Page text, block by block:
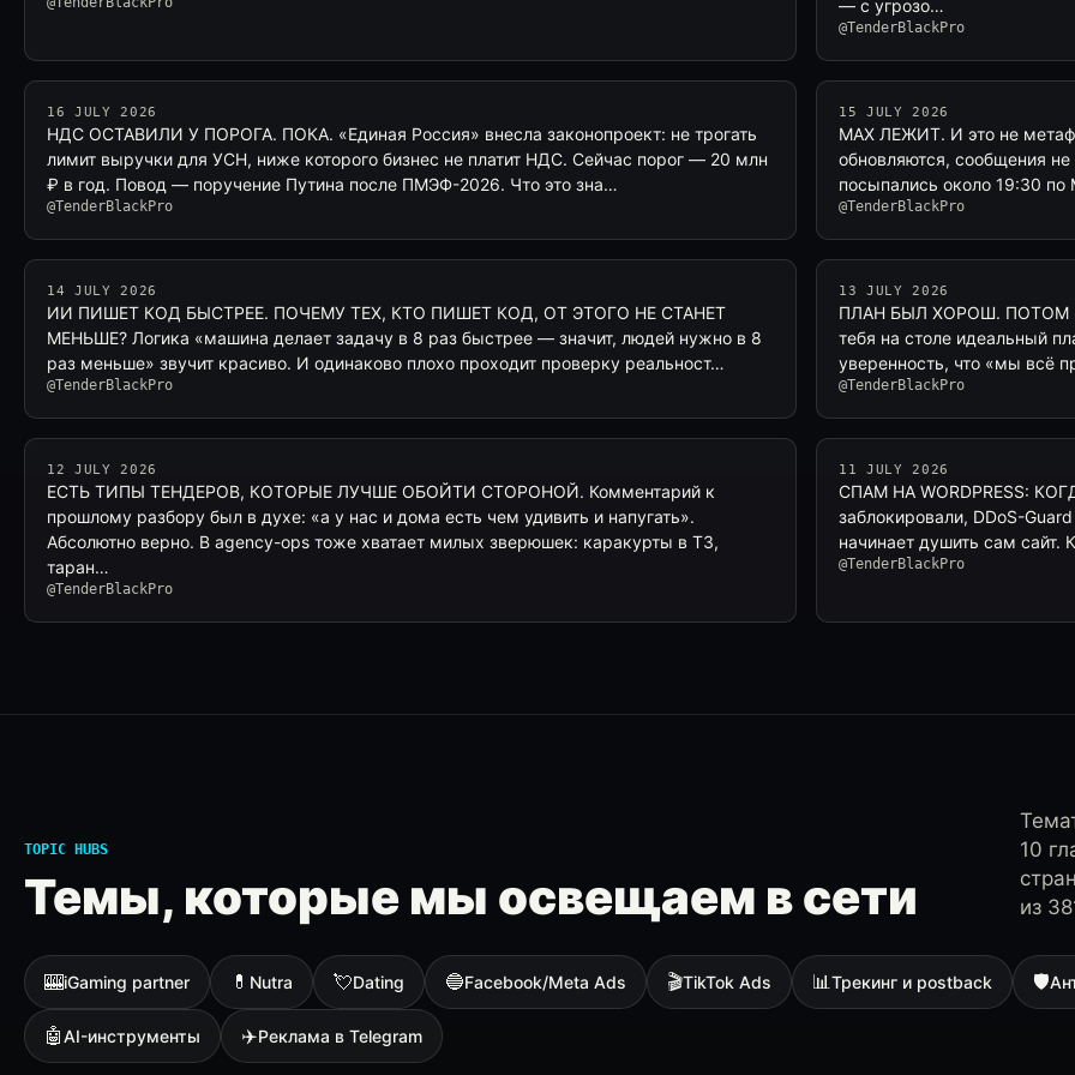
— с угрозо…
@TenderBlackPro
16 JULY 2026
НДС ОСТАВИЛИ У ПОРОГА. ПОКА. «Единая Россия» внесла законопроект: не трогать
лимит выручки для УСН, ниже которого бизнес не платит НДС. Сейчас порог — 20 млн
₽ в год. Повод — поручение Путина после ПМЭФ-2026. Что это зна…
@TenderBlackPro
15 JULY 2026
MAX ЛЕЖИТ. И это не
обновляются, сообщения
посыпались около 19:30
@TenderBlackPro
14 JULY 2026
ИИ ПИШЕТ КОД БЫСТРЕЕ. ПОЧЕМУ ТЕХ, КТО ПИШЕТ КОД, ОТ ЭТОГО НЕ СТАНЕТ
МЕНЬШЕ? Логика «машина делает задачу в 8 раз быстрее — значит, людей нужно в 8
раз меньше» звучит красиво. И одинаково плохо проходит проверку реальност…
@TenderBlackPro
13 JULY 2026
ПЛАН БЫЛ ХОРОШ. ПОТОМ
тебя на столе идеальный
уверенность, что «мы всё
@TenderBlackPro
12 JULY 2026
ЕСТЬ ТИПЫ ТЕНДЕРОВ, КОТОРЫЕ ЛУЧШЕ ОБОЙТИ СТОРОНОЙ. Комментарий к
прошлому разбору был в духе: «а у нас и дома есть чем удивить и напугать».
Абсолютно верно. В agency-ops тоже хватает милых зверюшек: каракурты в ТЗ,
таран…
@TenderBlackPro
11 JULY 2026
СПАМ НА WORDPRESS:
заблокировали, DDoS-
начинает душить сам сайт.
@TenderBlackPro
TOPIC HUBS
Темы, которые мы освещаем в сети
10
из
🎰iGaming partner 💊 Nutra 💘Dating 🔵Facebook/Meta Ads 🎬TikTok Ads 📊Трекинг и postback 🛡
🤖AI-инструменты ✈️Реклама в Telegram